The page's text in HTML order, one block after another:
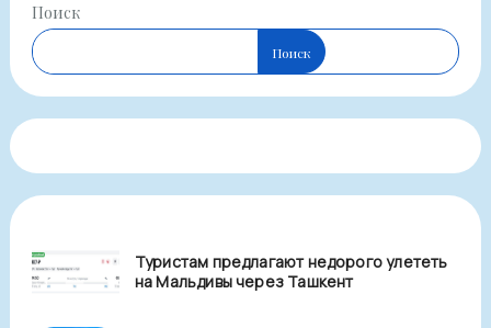
Поиск
Поиск
Туристам предлагают недорого улететь
на Мальдивы через Ташкент